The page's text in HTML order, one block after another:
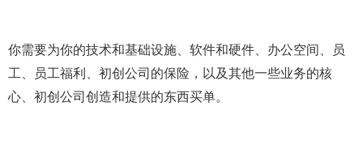
你需要为你的技术和基础设施、软件和硬件、办公空间、员
工、员工福利、初创公司的保险，以及其他一些业务的核
心、初创公司创造和提供的东西买单。